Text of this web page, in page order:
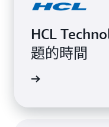
HCL
題的時間